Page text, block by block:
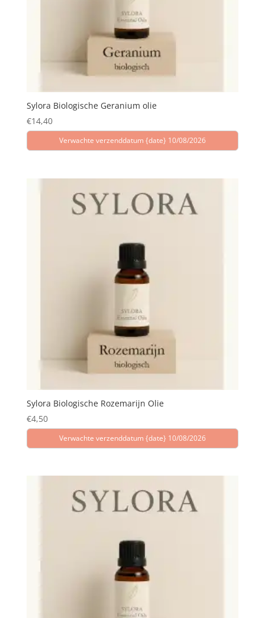
Sylora Biologische Geranium olie
€14,40
Verwachte verzenddatum {date} 10/08/2026
Sylora Biologische Rozemarijn Olie
€4,50
Verwachte verzenddatum {date} 10/08/2026